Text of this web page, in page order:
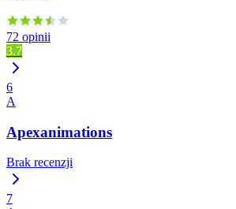
72 opinii
3.7
6
A
Apexanimations
Brak recenzji
7